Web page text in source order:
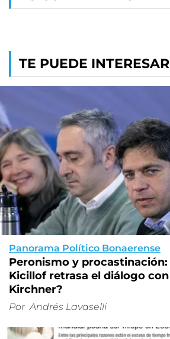
TE PUEDE INTERESAR
Panorama Político Bonaerense
Peronismo y
Kicillof retrasa el diálogo
Kirchner?
Por Andrés Lavaselli